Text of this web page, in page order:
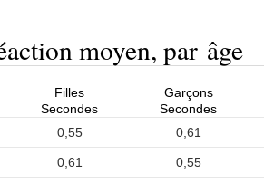
moyen, par âge
Filles
Garçons
Secondes
Secondes
0,55 0,61
0,61 0,55